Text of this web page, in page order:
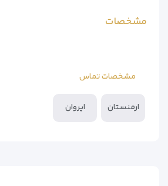
مشخصات
مشخصات تماس
ارمنستان ایروان